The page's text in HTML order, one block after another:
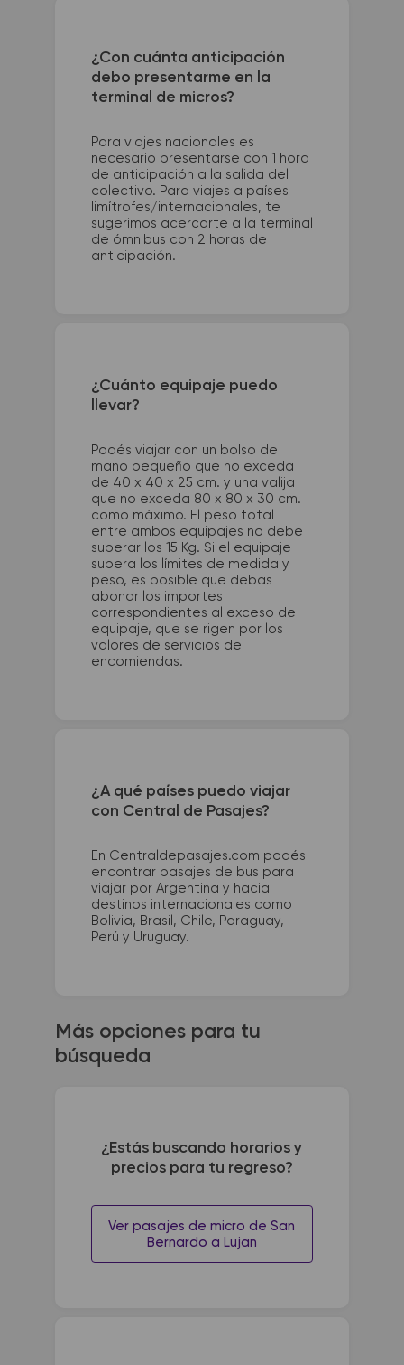
¿Con cuánta anticipación
debo presentarme en la
terminal de micros?
Para viajes nacionales es
necesario presentarse con 1 hora
de anticipación a la salida del
colectivo. Para viajes a países
limítrofes/internacionales, te
sugerimos acercarte a la terminal
de ómnibus con 2 horas de
anticipación.
¿Cuánto equipaje puedo
llevar?
Podés viajar con un bolso de
mano pequeño que no exceda
de 40 x 40 x 25 cm. y una valija
que no exceda 80 x 80 x 30 cm.
como máximo. El peso total
entre ambos equipajes no debe
superar los 15 Kg. Si el equipaje
supera los límites de medida y
peso, es posible que debas
abonar los importes
correspondientes al exceso de
equipaje, que se rigen por los
valores de servicios de
encomiendas.
¿A qué países puedo viajar
con Central de Pasajes?
En Centraldepasajes.com podés
encontrar pasajes de bus para
viajar por Argentina y hacia
destinos internacionales como
Bolivia, Brasil, Chile, Paraguay,
Perú y Uruguay.
Más opciones para tu
búsqueda
¿Estás buscando horarios y
precios para tu regreso?
Ver pasajes de micro de San
Bernardo a Lujan